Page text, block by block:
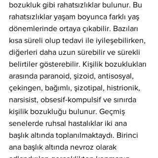
bozukluk gibi rahatsızlıklar bulunur. Bu
rahatsızlıklar yaşam boyunca farklı yaş
dönemlerinde ortaya çıkabilir. Bazıları
kısa süreli olup tedavi ile iyileşebilirken,
diğerleri daha uzun sürebilir ve sürekli
belirtiler gösterebilir. Kişilik bozuklukları
arasında paranoid, şizoid, antisosyal,
çekingen, bağımlı, şizotipal, histrionik,
narsisist, obsesif-kompulsif ve sınırda
kişilik bozukluğu bulunur. Geçmiş
senelerde ruhsal hastalıklar iki ana
başlık altında toplanılmaktaydı. Birinci
ana başlık altında nevroz olarak